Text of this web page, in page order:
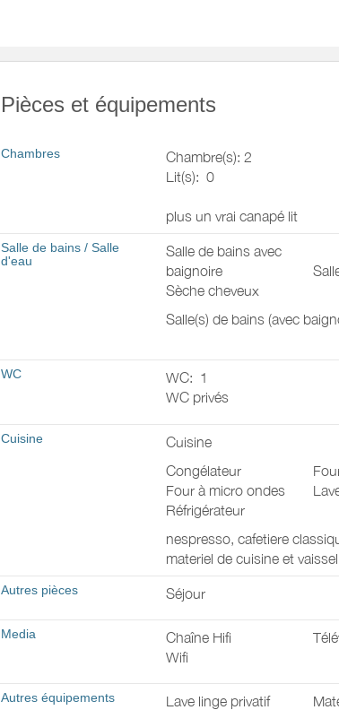
Pièces et équipements
Chambres
Chambre(s): 2
Lit(s): 0
plus un vrai canapé lit
Salle de bains / Salle
d'eau
Salle de bains avec
baignoire
Sèche cheveux
Salle(s) de bains (avec
WC WC: 1
WC privés
Cuisine
Cuisine
Congélateur
Four à micro ondes
Réfrigérateur
nespresso, cafetiere
materiel de cuisine et
Autres pièces Séjour
Media Chaîne Hifi
Wifi
Autres équipements Lave linge privatif